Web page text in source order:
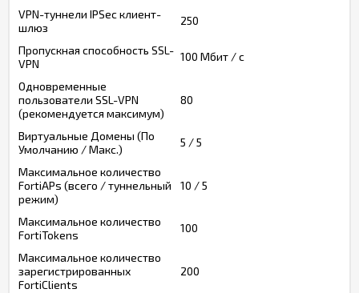
VPN-туннели IPSec клиент-
шлюз
250
Пропускная способность SSL-
VPN
100 Мбит / с
Одновременные
пользователи SSL-VPN
(рекомендуется максимум)
80
Виртуальные Домены (По
Умолчанию / Макс.)
5 / 5
Максимальное количество
FortiAPs (всего / туннельный
режим)
10 / 5
Максимальное количество
FortiTokens
100
Максимальное количество
зарегистрированных
FortiClients
200